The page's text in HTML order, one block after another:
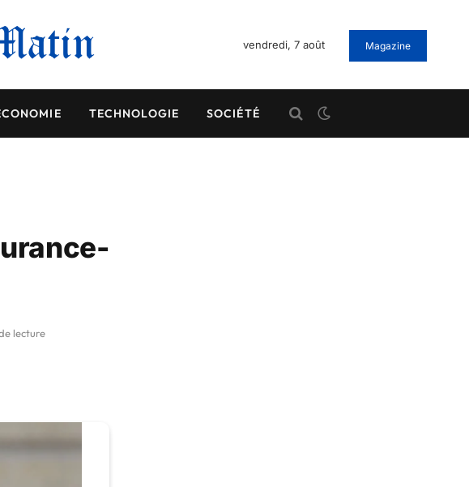
vendredi, 7 août Magazine
TECHNOLOGIE SOCIÉTÉ
lecture